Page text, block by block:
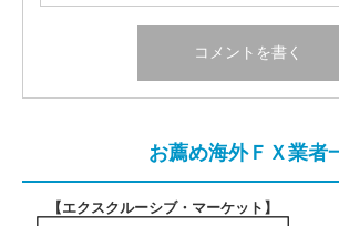
お薦め海外ＦＸ業者
【エクスクルーシブ・マーケット 】